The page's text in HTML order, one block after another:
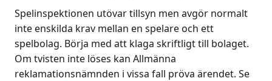
Spelinspektionen utövar tillsyn men avgör normalt
inte enskilda krav mellan en spelare och ett
spelbolag. Börja med att klaga skriftligt till bolaget.
Om tvisten inte löses kan Allmänna
reklamationsnämnden i vissa fall pröva ärendet. Se